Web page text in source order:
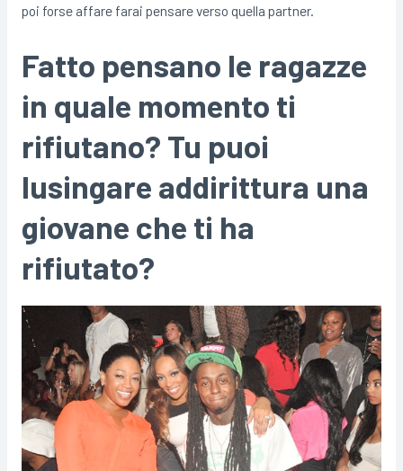
poi forse affare farai pensare verso quella partner.
Fatto pensano le ragazze
in quale momento ti
rifiutano? Tu puoi
lusingare addirittura una
giovane che ti ha
rifiutato?